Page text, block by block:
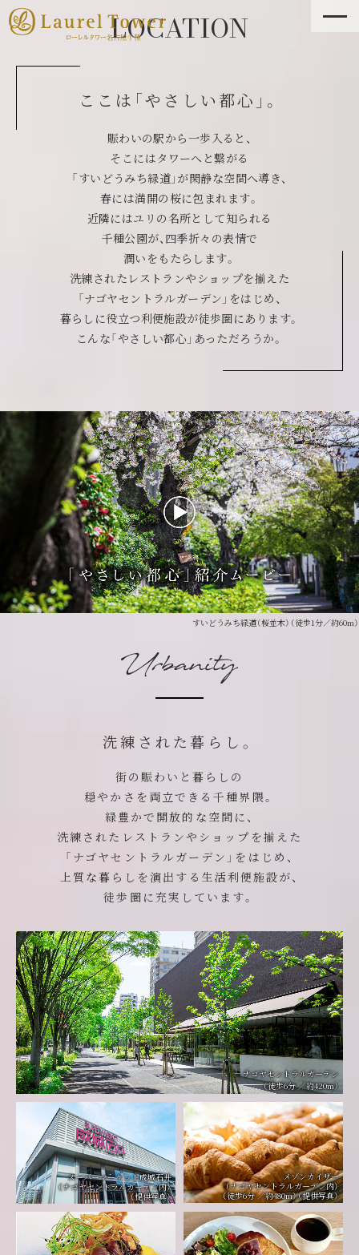
LOCATION
ここは「やさしい都心」。
賑わいの駅から一歩入ると、
そこにはタワーへと繋がる
「すいどうみち緑道」が閑静な空間へ導き、
春には満開の桜に包まれます。
近隣にはユリの名所として知られる
千種公園が、四季折々の表情で
潤いをもたらします。
洗練されたレストランやショップを揃えた
「ナゴヤセントラルガーデン」をはじめ、
暮らしに役立つ利便施設が徒歩圏にあります。
こんな「やさしい都心」あっただろうか。
すいどうみち緑道（桜並木）（徒歩1分／約60m）
洗練された暮らし。
街の賑わいと暮らしの
穏やかさを両立できる千種界隈。
緑豊かで開放的な空間に、
洗練されたレストランやショップを揃えた
「ナゴヤセントラルガーデン」をはじめ、
上質な暮らしを演出する生活利便施設が、
徒歩圏に充実しています。
ナゴヤセントラルガーデン
（徒歩6分 ／約420m）
スーパーマーケット成城石井
（ナゴヤセントラルガーデン内）
（提供写真）
メゾンカイザー
（ナゴヤセントラルガーデン内）
（徒歩6分 ／約480m）（提供写真）